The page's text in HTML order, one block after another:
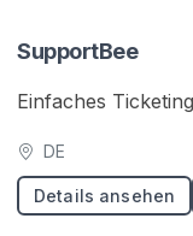
SupportBee
Einfaches
DE
Details ansehen